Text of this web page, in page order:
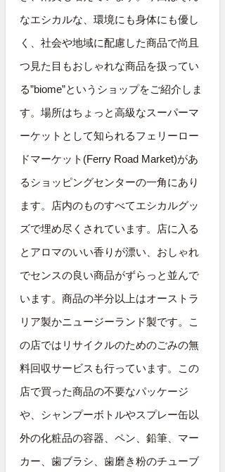
なエシカルな、環境にも身体にも優し
く、社会や地域に配慮した商品で尚且
つ見た目もおしゃれな商品を扱ってい
る”biome”というショップをご紹介しま
す。場所はちょっと高級なスーパーマ
ーケットとして知られるフェリーロー
ドマーケット(Ferry Road Market)があ
るショッピングセンターの一角にあり
ます。店内のものすべてエシカルグッ
ズで埋め尽くされています。店に入る
とアロマのいい香りが漂い、おしゃれ
でセンスの良い商品がずらっと並んで
います。商品の半分以上はオーストラ
リア製かニュージーランド製です。こ
の店ではリサイクルのためのごみの無
料回収サービスも行っています。この
店で買った商品の不要なパッケージ
や、シャンプーボトルやスプレー缶以
外の化粧品の容器、ペン、鉛筆、マー
カー、歯ブラシ、歯磨き粉のチューブ